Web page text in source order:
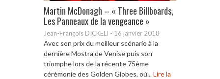
Martin McDonagh – « Three Billboards,
Les Panneaux de la vengeance »
Jean-François DICKELI - 16 janvier 2018
Avec son prix du meilleur scénario à la
dernière Mostra de Venise puis son
triomphe lors de la récente 75ème
cérémonie des Golden Globes, où...Lire la